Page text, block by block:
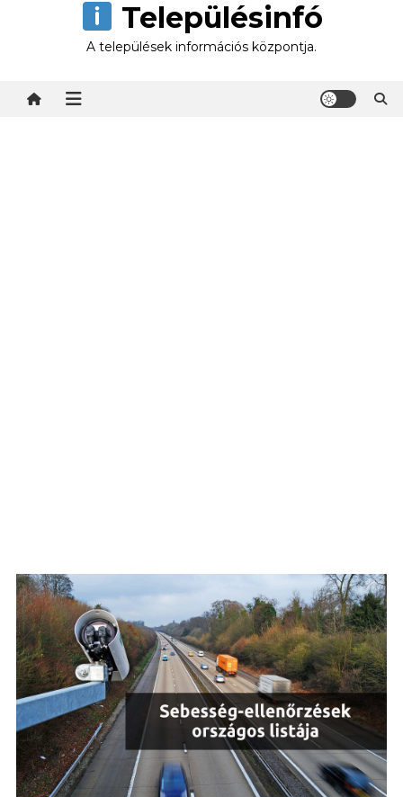
Településinfó
A települések információs központja.